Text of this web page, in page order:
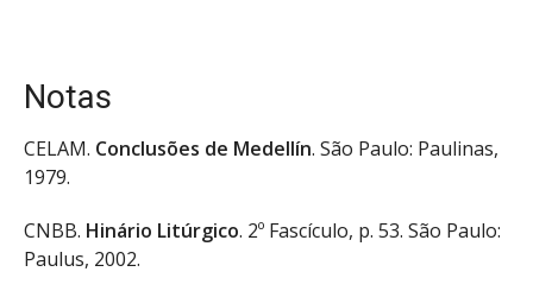
Notas
CELAM. Conclusões de Medellín. São Paulo: Paulinas,
1979.
CNBB. Hinário Litúrgico. 2º Fascículo, p. 53. São Paulo:
Paulus, 2002.